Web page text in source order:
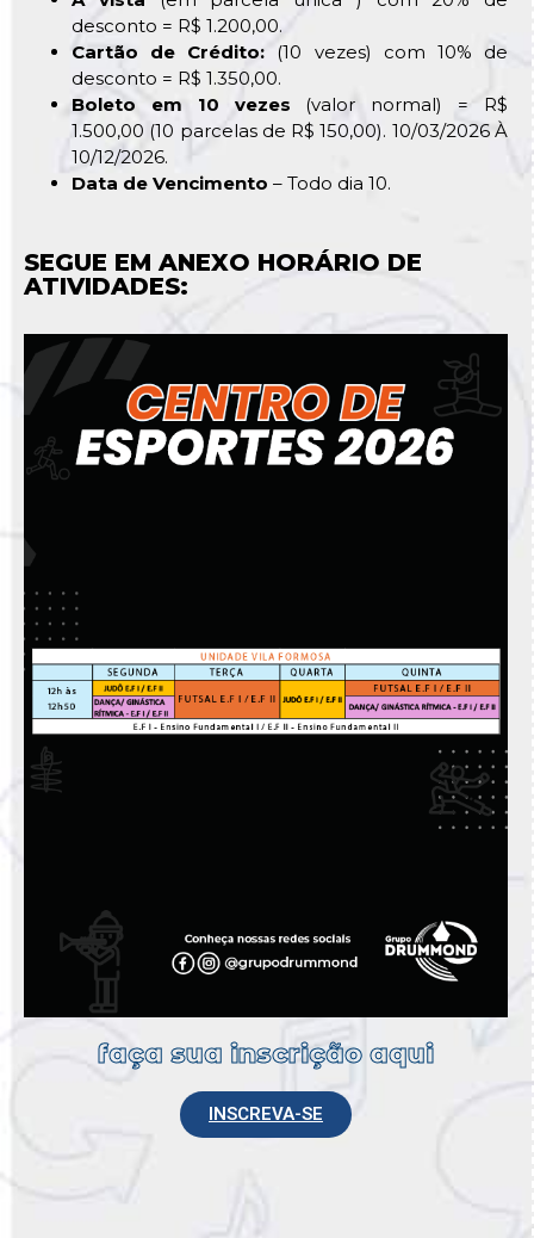
desconto = R$ 1.200,00.
Cartão de Crédito: (10 vezes) com 10% de
desconto = R$ 1.350,00.
Boleto em 10 vezes (valor normal) = R$
1.500,00 (10 parcelas de R$ 150,00). 10/03/2026 À
10/12/2026.
Data de Vencimento – Todo dia 10.
SEGUE EM ANEXO HORÁRIO DE
ATIVIDADES:
faça sua inscrição aqui
INSCREVA-SE